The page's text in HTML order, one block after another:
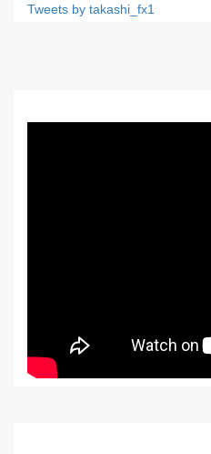
Tweets by takashi_fx1